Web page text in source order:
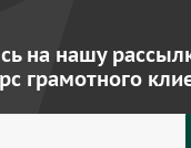
на нашу
грамотного